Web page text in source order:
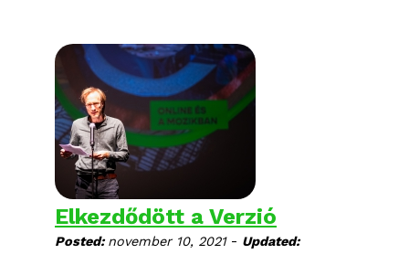
A díjnyertes alkotások, valamint a 18.
Verzió mind a 64 filmje kikölcsönözhető
november 21-ig, online,ITT.
DIÁK- ÉS ELSŐFILMES VERSENY
Zsűritagok: Hajnal Molnár-Szakács, Julie
Nederkoorn, Schwechtje Mihály
Legjobb diákfilm:Ugorj be hozzánk,
mama(Anna Artemyeva)
Elkezdődött a Verzió
Posted:november 10, 2021 - Updated: